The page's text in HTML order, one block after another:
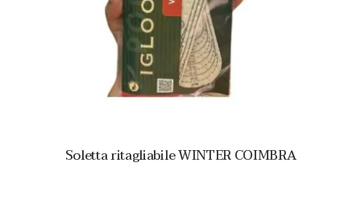
Soletta ritagliabile WINTER COIMBRA